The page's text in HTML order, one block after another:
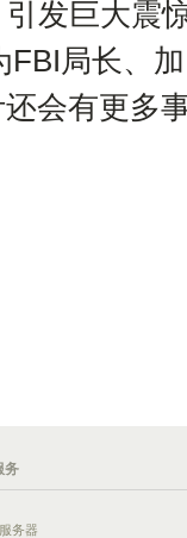
引发巨大震
局长、
会有更多
务
务器